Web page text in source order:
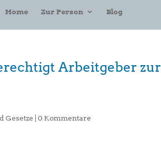
Home Zur Person Blog
Arbeitgeber zur
Gesetze |0 Kommentare